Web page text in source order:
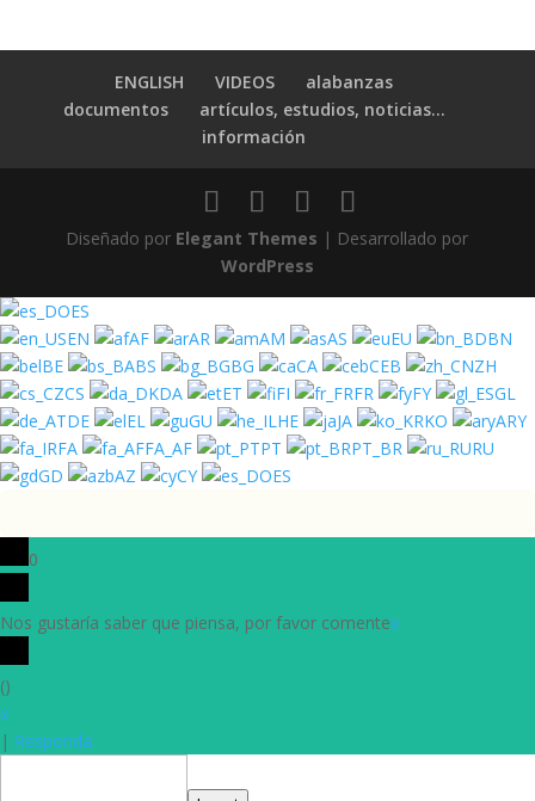
ENGLISH VIDEOS
alabanzas
documentos
artículos, estudios, noticias…
información
Diseñado por Elegant Themes | Desarrollado por
WordPress
ES
EN
AF AR AM AS EU
BN
BE
BS BG CA CEB
ZH
CS
DA ET FI FR FY
GL
DE
EL GU HE JA KO
ARY
FA
FA_AF PT PT_BR
RU
GD
AZ CY ES
0
Nos gustaría saber que piensa, por favor comentex
()
x
| Responda